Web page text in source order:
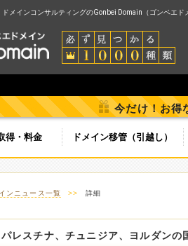
メインコンサルティングのGonbei Domain（ゴンベエド
今だけ！お得
得・料金 ドメイン移管（引越し）
ンニュース一覧 >> 詳細
レスチナ、チュニジア、ヨルダン